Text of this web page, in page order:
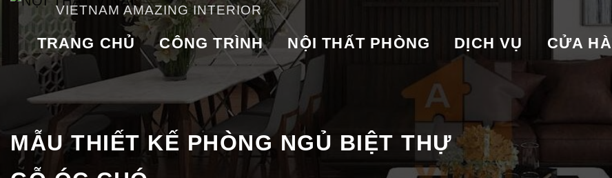
VIETNAM AMAZING INTERIOR
TRANG CHỦ CÔNG TRÌNH NỘI THẤT PHÒNG DỊCH VỤ CỬA
MẪU THIẾT KẾ PHÒNG NGỦ BIỆT THỰ